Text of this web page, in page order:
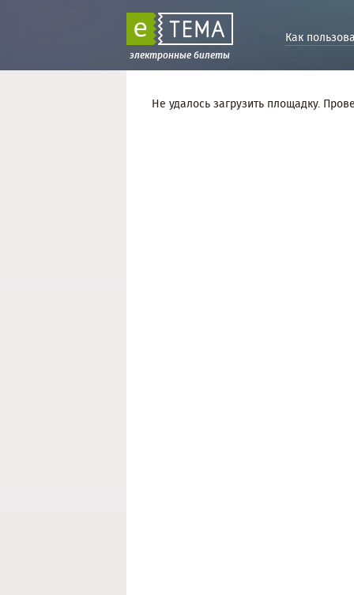
электронные билеты
Как
Не удалось загрузить площадку.